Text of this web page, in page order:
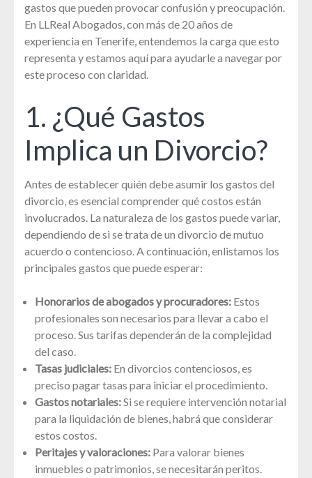
gastos que pueden provocar confusión y preocupación.
En LLReal Abogados, con más de 20 años de
experiencia en Tenerife, entendemos la carga que esto
representa y estamos aquí para ayudarle a navegar por
este proceso con claridad.
1. ¿Qué Gastos
Implica un Divorcio?
Antes de establecer quién debe asumir los gastos del
divorcio, es esencial comprender qué costos están
involucrados. La naturaleza de los gastos puede variar,
dependiendo de si se trata de un divorcio de mutuo
acuerdo o contencioso. A continuación, enlistamos los
principales gastos que puede esperar:
Honorarios de abogados y procuradores: Estos
profesionales son necesarios para llevar a cabo el
proceso. Sus tarifas dependerán de la complejidad
del caso.
Tasas judiciales: En divorcios contenciosos, es
preciso pagar tasas para iniciar el procedimiento.
Gastos notariales:Si se requiere intervención notarial
para la liquidación de bienes, habrá que considerar
estos costos.
Peritajes y valoraciones: Para valorar bienes
inmuebles o patrimonios, se necesitarán peritos.